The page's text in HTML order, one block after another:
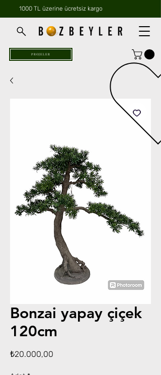
1000 TL üzerine ücretsiz kargo
PROJELER
Bonzai yapay çiçek
120cm
₺20.000,00